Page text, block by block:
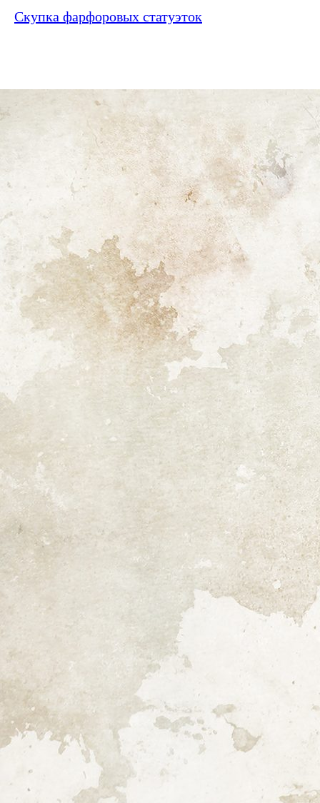
Скупка фарфоровых статуэток